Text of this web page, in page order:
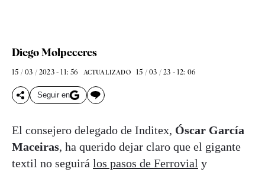
Diego Molpeceres
15 / 03 / 2023 - 11: 56 ACTUALIZADO 15 / 03 / 23 - 12: 06
Seguir en
El consejero delegado de Inditex, Óscar García
Maceiras, ha querido dejar claro que el gigante
textil no seguirá los pasos de Ferrovial y